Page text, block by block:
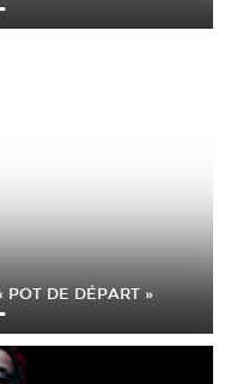
POT DE DÉPART »